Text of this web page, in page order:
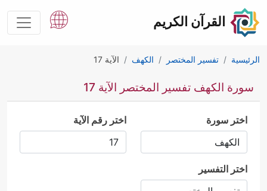
القرآن الكريم
الرئيسية تفسير المختصر الكهف الآية 17
سورة الكهف تفسير المختصر الآية 17
اختر سورة اختر رقم الآية
اختر التفسير